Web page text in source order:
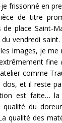
frissonné en
de titre
place Saint-
vendredi
images, je
fine
comme
et il reste
est faite…
qualité du
qualité des